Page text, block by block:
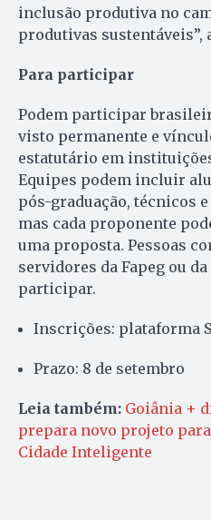
inclusão produtiva no
produtivas sustentáveis”,
Para participar
Podem participar
visto permanente e
estatutário em
Equipes podem incluir
pós-graduação, técnicos
mas cada proponente
uma proposta. Pessoas
servidores da Fapeg ou
participar.
Inscrições: plataforma
Prazo: 8 de setembro
Leia também: Goiânia +
prepara novo projeto
Cidade Inteligente